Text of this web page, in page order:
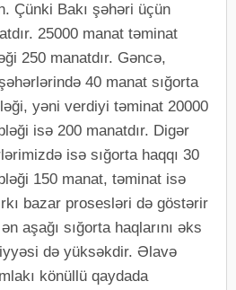
Çünki Bakı şəhəri üçün
25000 manat təminat
250 manatdır. Gəncə,
40 manat sığorta
yəni verdiyi təminat 20000
isə 200 manatdır. Digər
isə sığorta haqqı 30
150 manat, təminat isə
bazar prosesləri də göstərir
aşağı sığorta haqlarını əks
də yüksəkdir. Əlavə
könüllü qaydada